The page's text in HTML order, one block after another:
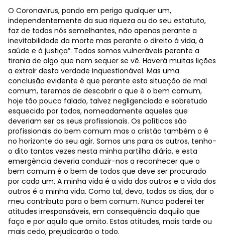
O Coronavirus, pondo em perigo qualquer um,
independentemente da sua riqueza ou do seu estatuto,
faz de todos nós semelhantes, não apenas perante a
inevitabilidade da morte mas perante o direito à vida, à
saúde e à justiça”. Todos somos vulneráveis perante a
tirania de algo que nem sequer se vê. Haverá muitas lições
a extrair desta verdade inquestionável. Mas uma
conclusão evidente é que perante esta situação de mal
comum, teremos de descobrir o que é o bem comum,
hoje tão pouco falado, talvez negligenciado e sobretudo
esquecido por todos, nomeadamente aqueles que
deveriam ser os seus profissionais. Os políticos são
profissionais do bem comum mas o cristão também o é
no horizonte do seu agir. Somos uns para os outros, tenho-
o dito tantas vezes nesta minha partilha diária, e esta
emergência deveria conduzir-nos a reconhecer que o
bem comum é o bem de todos que deve ser procurado
por cada um. A minha vida é a vida dos outros e a vida dos
outros é a minha vida. Como tal, devo, todos os dias, dar o
meu contributo para o bem comum. Nunca poderei ter
atitudes irresponsáveis, em consequência daquilo que
faço e por aquilo que omito. Estas atitudes, mais tarde ou
mais cedo, prejudicarão o todo.